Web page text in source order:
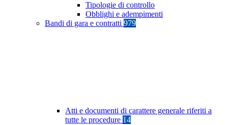
Tipologie di controllo
Obblighi e adempimenti
Bandi di gara e contratti 979
Atti e documenti di carattere generale riferiti a
tutte le procedure 14